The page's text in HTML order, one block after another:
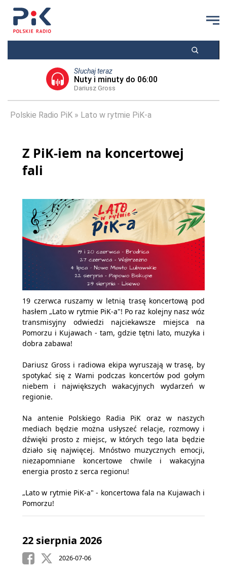
Słuchaj teraz
Nuty i minuty do 06:00
Dariusz Gross
Polskie Radio PiK Lato w rytmie PiK-a
Z PiK-iem na koncertowej
fali
19 czerwca ruszamy w letnią trasę koncertową pod
hasłem „Lato w rytmie PiK-a"! Po raz kolejny nasz wóz
transmisyjny odwiedzi najciekawsze miejsca na
Pomorzu i Kujawach - tam, gdzie tętni lato, muzyka i
dobra zabawa!
Dariusz Gross i radiowa ekipa wyruszają w trasę, by
spotykać się z Wami podczas koncertów pod gołym
niebem i największych wakacyjnych wydarzeń w
regionie.
Na antenie Polskiego Radia PiK oraz w naszych
mediach będzie można usłyszeć relacje, rozmowy i
dźwięki prosto z miejsc, w których tego lata będzie
działo się najwięcej. Mnóstwo muzycznych emocji,
niezapomniane koncertowe chwile i wakacyjna
energia prosto z serca regionu!
„Lato w rytmie PiK-a" - koncertowa fala na Kujawach i
Pomorzu!
22 sierpnia 2026
2026-07-06